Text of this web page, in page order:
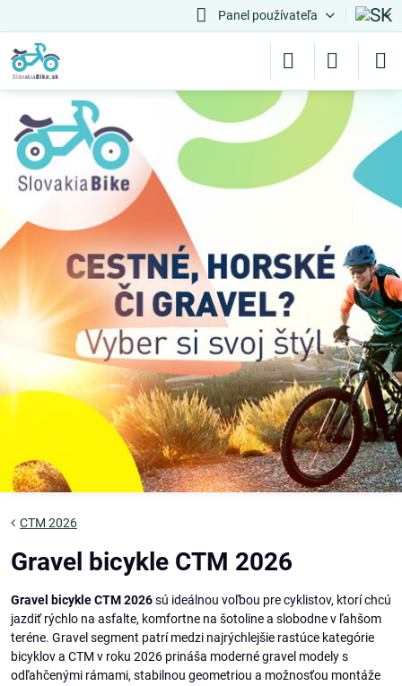
Panel používateľa
CTM 2026
Gravel bicykle CTM 2026
Gravel bicykle CTM 2026sú ideálnou voľbou pre cyklistov, ktorí chcú
jazdiť rýchlo na asfalte, komfortne na šotoline a slobodne v ľahšom
teréne. Gravel segment patrí medzi najrýchlejšie rastúce kategórie
bicyklov a CTM v roku 2026 prináša moderné gravel modely s
odľahčenými rámami, stabilnou geometriou a možnosťou montáže